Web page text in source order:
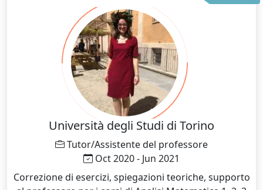
scuola superiore presso l'IFC.
Università degli Studi di Torino
Tutor/Assistente del professore
Oct 2020 - Jun 2021
Correzione di esercizi, spiegazioni teoriche, supporto